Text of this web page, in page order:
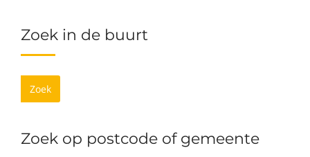
Zoek in de buurt
Zoek
Zoek op postcode of gemeente